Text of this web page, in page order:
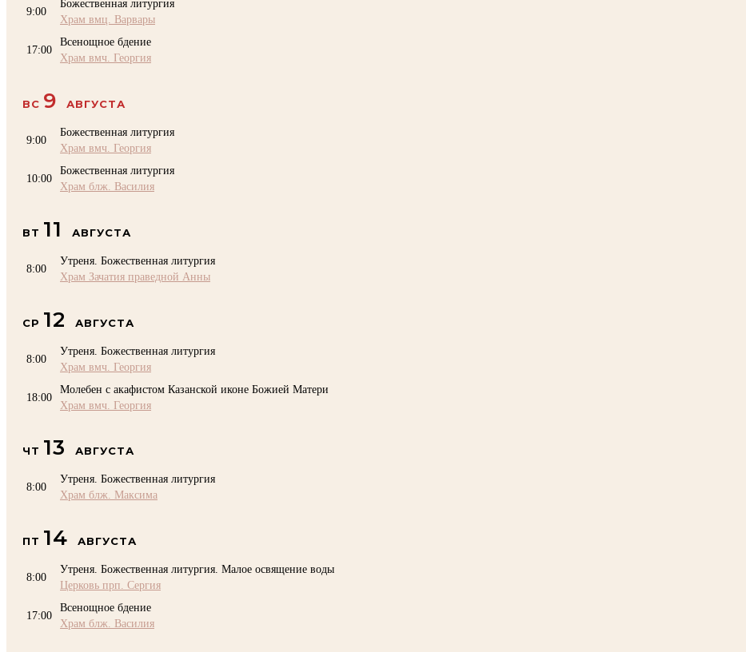
9:00
Божественная литургия
Храм вмц. Варвары
17:00
Всенощное бдение
Храм вмч. Георгия
ВС 9 АВГУСТА
9:00
Божественная литургия
Храм вмч. Георгия
10:00
Божественная литургия
Храм блж. Василия
ВТ 11 АВГУСТА
8:00
Утреня. Божественная литургия
Храм Зачатия праведной Анны
СР 12 АВГУСТА
8:00
Утреня. Божественная литургия
Храм вмч. Георгия
18:00
Молебен с акафистом Казанской иконе Божией Матери
Храм вмч. Георгия
ЧТ 13 АВГУСТА
8:00
Утреня. Божественная литургия
Храм блж. Максима
ПТ 14 АВГУСТА
8:00
Утреня. Божественная литургия. Малое освящение воды
Церковь прп. Сергия
17:00
Всенощное бдение
Храм блж. Василия